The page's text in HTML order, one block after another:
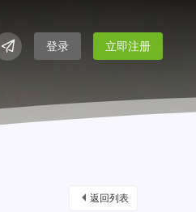
登录 立即注册
返回列表